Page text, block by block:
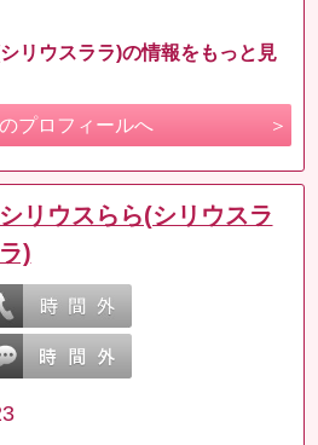
リウスララ)の情報をもっと見
プロフィールへ
シリウスらら(シリウスラ
ラ)